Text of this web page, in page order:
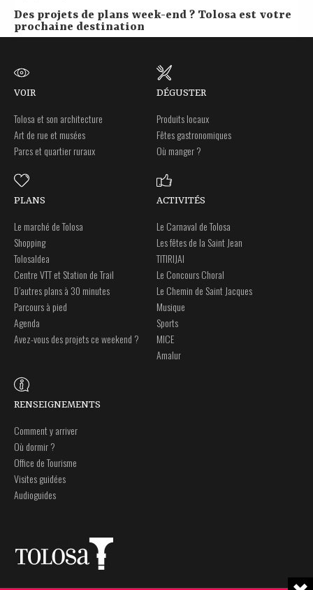
Des projets de plans week-end ? Tolosa est votre
prochaine destination
VOIR
Tolosa et son architecture
Art de rue et musées
Parcs et quartier ruraux
DÉGUSTER
Produits locaux
Fêtes gastronomiques
Où manger ?
PLANS
Le marché de Tolosa
Shopping
Tolosaldea
Centre VTT et Station de Trail
D’autres plans à 30 minutes
Parcours à pied
Agenda
Avez-vous des projets ce weekend ?
ACTIVITÉS
Le Carnaval de Tolosa
Les fêtes de la Saint Jean
TITIRIJAI
Le Concours Choral
Le Chemin de Saint Jacques
Musique
Sports
MICE
Amalur
RENSEIGNEMENTS
Comment y arriver
Où dormir ?
Office de Tourisme
Visites guidées
Audioguides